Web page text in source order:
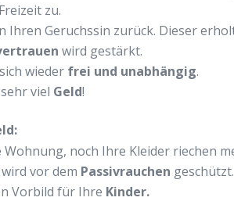
zu.
Ihren Geruchssin zurück. Dieser
wird gestärkt.
wieder frei und unabhängig.
viel Geld!
noch Ihre Kleider riechen
vor dem Passivrauchen geschützt.
Vorbild für Ihre Kinder.